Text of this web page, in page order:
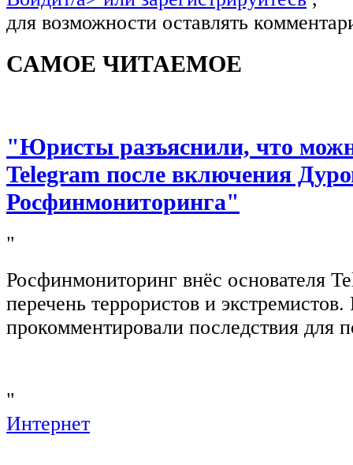
для возможности оставлять
САМОЕ ЧИТАЕМОЕ
"Юристы разъяснили, что
Telegram после включения
Росфинмониторинга"
"
Росфинмониторинг внёс основателя
перечень террористов и
прокомментировали последствия для
"
Интернет